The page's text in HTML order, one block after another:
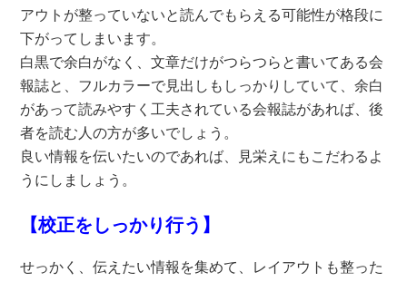
アウトが整っていないと読んでもらえる可能性が格段に
下がってしまいます。
白黒で余白がなく、文章だけがつらつらと書いてある会
報誌と、フルカラーで見出しもしっかりしていて、余白
があって読みやすく工夫されている会報誌があれば、後
者を読む人の方が多いでしょう。
良い情報を伝いたいのであれば、見栄えにもこだわるよ
うにしましょう。
【校正をしっかり行う】
せっかく、伝えたい情報を集めて、レイアウトも整った